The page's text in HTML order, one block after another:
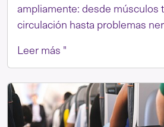
ampliamente: desde músculos
circulación hasta problemas
Leer más "